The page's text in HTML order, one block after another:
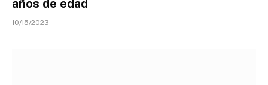
años de edad
10/15/2023